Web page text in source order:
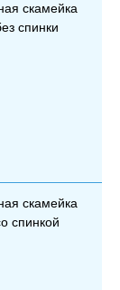
скамейка
спинки
скамейка
спинкой